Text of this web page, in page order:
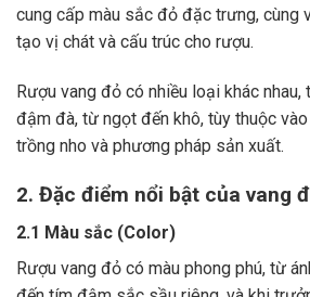
cung cấp màu sắc đỏ đặc trưng, cùng
tạo vị chát và cấu trúc cho rượu.
Rượu vang đỏ có nhiều loại khác nhau,
đậm đà, từ ngọt đến khô, tùy thuộc
trồng nho và phương pháp sản xuất.
2. Đặc điểm nổi bật của vang
2.1 Màu sắc (Color)
Rượu vang đỏ có màu phong phú, từ